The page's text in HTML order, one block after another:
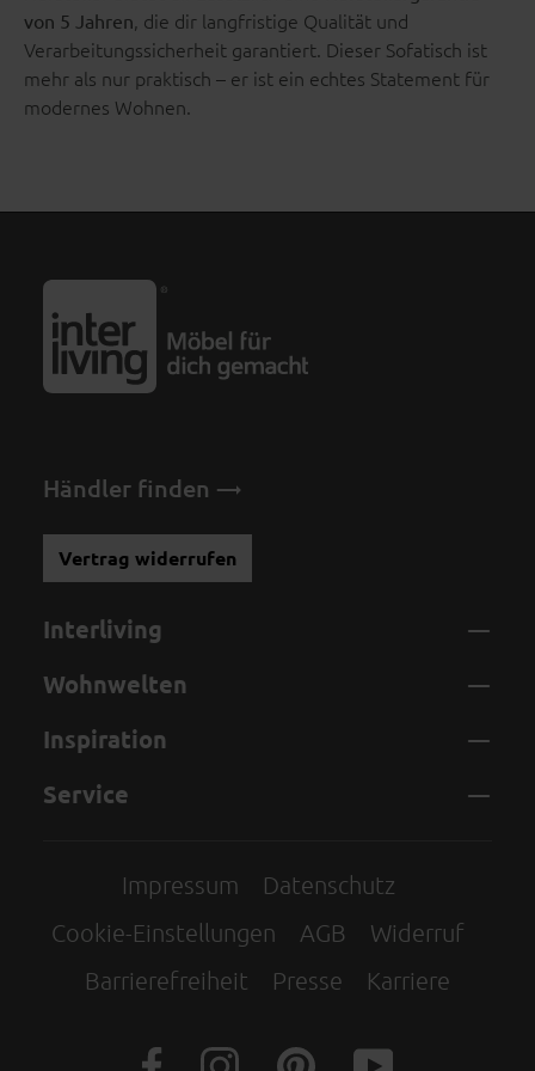
von 5 Jahren, die dir langfristige Qualität und
Verarbeitungssicherheit garantiert. Dieser Sofatisch ist
mehr als nur praktisch – er ist ein echtes Statement für
modernes Wohnen.
Händler finden
Vertrag widerrufen
Interliving
Wohnwelten
Inspiration
Service
Impressum
Datenschutz
Cookie-Einstellungen
AGB
Widerruf
Barrierefreiheit
Presse Karriere